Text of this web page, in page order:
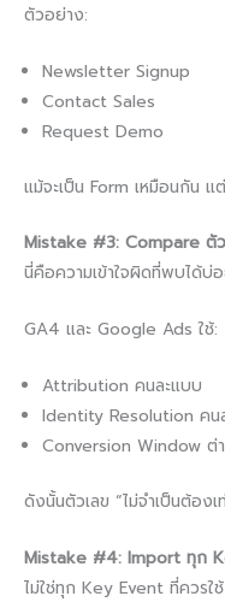
ตัวอย่าง:
Newsletter Signup
Contact Sales
Request Demo
แม้จะเป็น Form เหมือนกัน
Mistake #3: Compare ตั
นี่คือความเข้าใจผิดที่พบได้บ่
GA4 และ Google Ads ใช้:
Attribution คนละแบบ
Identity Resolution คน
Conversion Window ต่
ดังนั้นตัวเลข “ไม่จำเป็นต้องเ
Mistake #4: Import ทุก
ไม่ใช่ทุก Key Event ที่ควร